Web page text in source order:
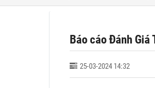
Báo cáo Đánh Giá
25-03-2024 14:32